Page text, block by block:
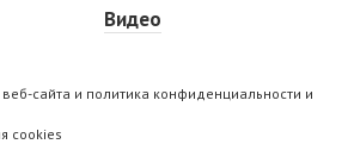
Видео
сайта и политика конфиденциальности и
cookies